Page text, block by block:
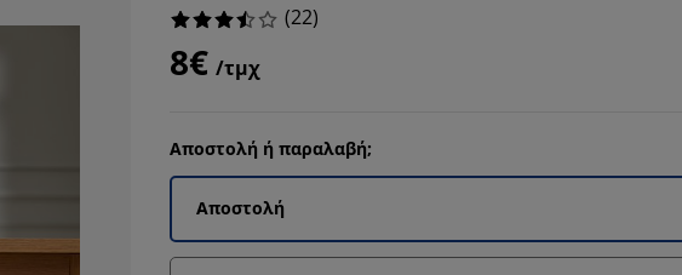
(22)
8€ /τμχ
Αποστολή ή παραλαβή;
Αποστολή
9.090909090909092%
18.181818181818183%